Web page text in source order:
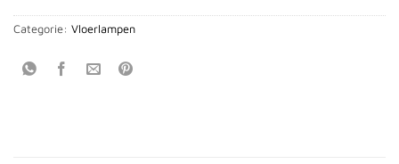
Categorie: Vloerlampen